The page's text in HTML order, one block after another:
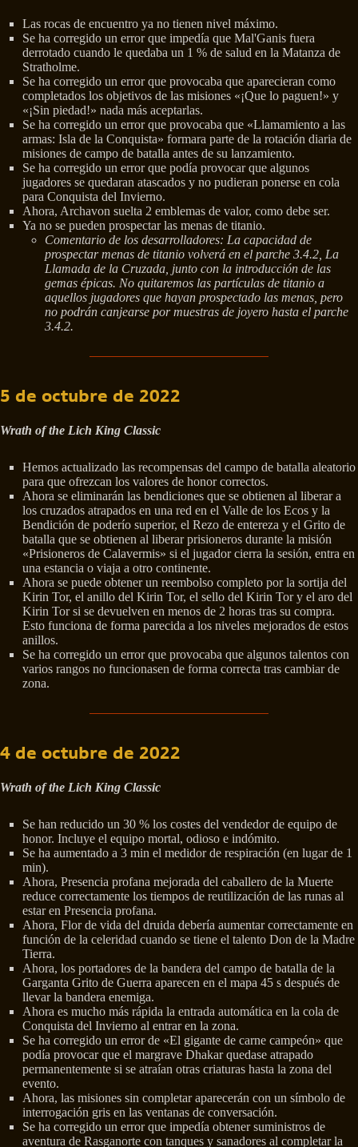
Las rocas de encuentro ya no tienen nivel máximo.
Se ha corregido un error que impedía que Mal'Ganis fuera
derrotado cuando le quedaba un 1 % de salud en la Matanza de
Stratholme.
Se ha corregido un error que provocaba que aparecieran como
completados los objetivos de las misiones «¡Que lo paguen!» y
«¡Sin piedad!» nada más aceptarlas.
Se ha corregido un error que provocaba que «Llamamiento a las
armas: Isla de la Conquista» formara parte de la rotación diaria de
misiones de campo de batalla antes de su lanzamiento.
Se ha corregido un error que podía provocar que algunos
jugadores se quedaran atascados y no pudieran ponerse en cola
para Conquista del Invierno.
Ahora, Archavon suelta 2 emblemas de valor, como debe ser.
Ya no se pueden prospectar las menas de titanio.
Comentario de los desarrolladores: La capacidad de
prospectar menas de titanio volverá en el parche 3.4.2, La
Llamada de la Cruzada, junto con la introducción de las
gemas épicas. No quitaremos las partículas de titanio a
aquellos jugadores que hayan prospectado las menas, pero
no podrán canjearse por muestras de joyero hasta el parche
3.4.2.
5 de octubre de 2022
Wrath of the Lich King Classic
Hemos actualizado las recompensas del campo de batalla aleatorio
para que ofrezcan los valores de honor correctos.
Ahora se eliminarán las bendiciones que se obtienen al liberar a
los cruzados atrapados en una red en el Valle de los Ecos y la
Bendición de poderío superior, el Rezo de entereza y el Grito de
batalla que se obtienen al liberar prisioneros durante la misión
«Prisioneros de Calavermis» si el jugador cierra la sesión, entra en
una estancia o viaja a otro continente.
Ahora se puede obtener un reembolso completo por la sortija del
Kirin Tor, el anillo del Kirin Tor, el sello del Kirin Tor y el aro del
Kirin Tor si se devuelven en menos de 2 horas tras su compra.
Esto funciona de forma parecida a los niveles mejorados de estos
anillos.
Se ha corregido un error que provocaba que algunos talentos con
varios rangos no funcionasen de forma correcta tras cambiar de
zona.
4 de octubre de 2022
Wrath of the Lich King Classic
Se han reducido un 30 % los costes del vendedor de equipo de
honor. Incluye el equipo mortal, odioso e indómito.
Se ha aumentado a 3 min el medidor de respiración (en lugar de 1
min).
Ahora, Presencia profana mejorada del caballero de la Muerte
reduce correctamente los tiempos de reutilización de las runas al
estar en Presencia profana.
Ahora, Flor de vida del druida debería aumentar correctamente en
función de la celeridad cuando se tiene el talento Don de la Madre
Tierra.
Ahora, los portadores de la bandera del campo de batalla de la
Garganta Grito de Guerra aparecen en el mapa 45 s después de
llevar la bandera enemiga.
Ahora es mucho más rápida la entrada automática en la cola de
Conquista del Invierno al entrar en la zona.
Se ha corregido un error de «El gigante de carne campeón» que
podía provocar que el margrave Dhakar quedase atrapado
permanentemente si se atraían otras criaturas hasta la zona del
evento.
Ahora, las misiones sin completar aparecerán con un símbolo de
interrogación gris en las ventanas de conversación.
Se ha corregido un error que impedía obtener suministros de
aventura de Rasganorte con tanques y sanadores al completar la